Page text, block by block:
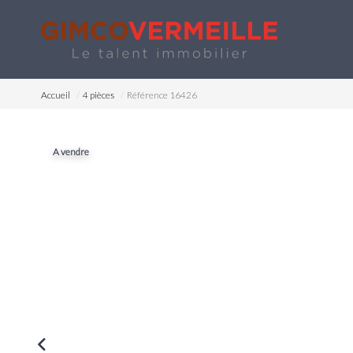
Accueil 4 pièces Référence 16426
A vendre